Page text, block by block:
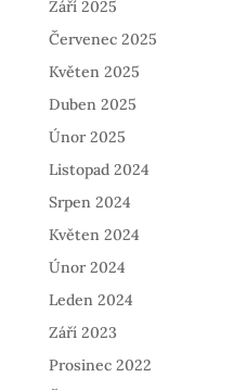
Září 2025
Červenec 2025
Květen 2025
Duben 2025
Únor 2025
Listopad 2024
Srpen 2024
Květen 2024
Únor 2024
Leden 2024
Září 2023
Prosinec 2022